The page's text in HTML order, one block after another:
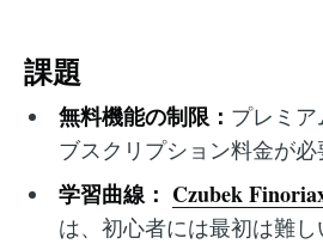
課題
無料機能の制限： プレミ
ブスクリプション料金が必
学習曲線： Czubek
は、初心者には最初は難